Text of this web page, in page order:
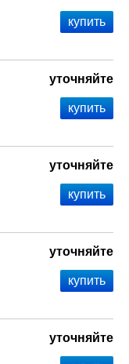
уточняйте
уточняйте
уточняйте
уточняйте